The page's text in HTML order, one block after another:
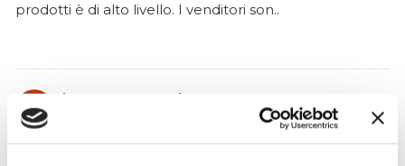
prodotti è di alto livello. I venditori son..
Simone Gasparoni
★★★★★